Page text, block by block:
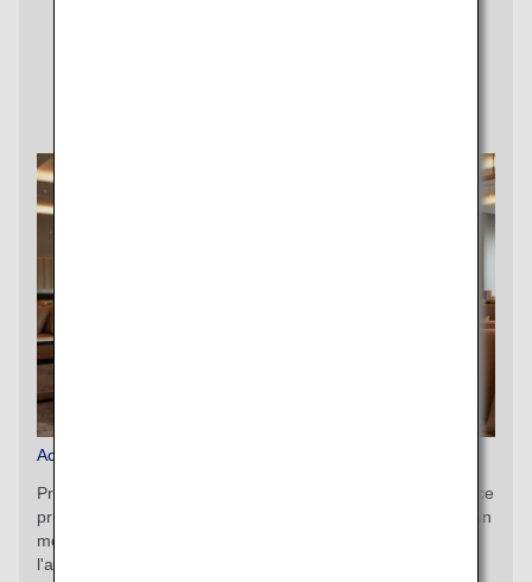
Accès payant au salon
Profitez pleinement de votre temps d'attente dans un espace
privé. Savourez boissons et mets de chef tout en passant un
moment agréable et privilégié à l'aéroport. Achetez à
l'avance sur le site Internet d'ANA un accès au salon et